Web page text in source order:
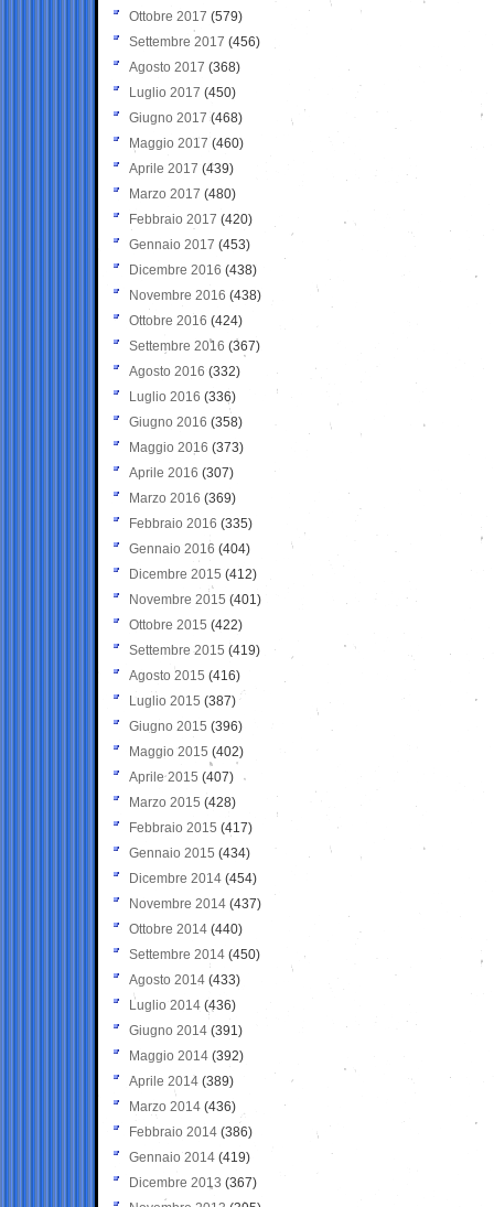
Ottobre 2017 (579)
Settembre 2017 (456)
Agosto 2017 (368)
Luglio 2017 (450)
Giugno 2017 (468)
Maggio 2017 (460)
Aprile 2017 (439)
Marzo 2017 (480)
Febbraio 2017 (420)
Gennaio 2017 (453)
Dicembre 2016 (438)
Novembre 2016 (438)
Ottobre 2016 (424)
Settembre 2016 (367)
Agosto 2016 (332)
Luglio 2016 (336)
Giugno 2016 (358)
Maggio 2016 (373)
Aprile 2016 (307)
Marzo 2016 (369)
Febbraio 2016 (335)
Gennaio 2016 (404)
Dicembre 2015 (412)
Novembre 2015 (401)
Ottobre 2015 (422)
Settembre 2015 (419)
Agosto 2015 (416)
Luglio 2015 (387)
Giugno 2015 (396)
Maggio 2015 (402)
Aprile 2015 (407)
Marzo 2015 (428)
Febbraio 2015 (417)
Gennaio 2015 (434)
Dicembre 2014 (454)
Novembre 2014 (437)
Ottobre 2014 (440)
Settembre 2014 (450)
Agosto 2014 (433)
Luglio 2014 (436)
Giugno 2014 (391)
Maggio 2014 (392)
Aprile 2014 (389)
Marzo 2014 (436)
Febbraio 2014 (386)
Gennaio 2014 (419)
Dicembre 2013 (367)